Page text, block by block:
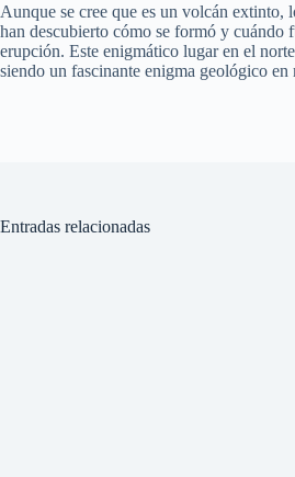
Aunque se cree que es un volcán extinto,
han descubierto cómo se formó y cuándo
erupción. Este enigmático lugar en el
siendo un fascinante enigma geológico en
Entradas relacionadas